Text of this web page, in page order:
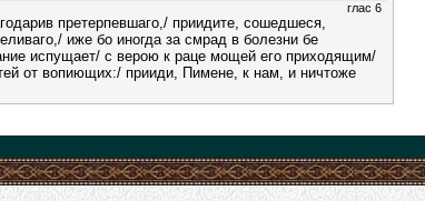
глас 6
претерпевшаго,/ приидите, сошедшеся,
иже бо иногда за смрад в болезни бе
испущает/ с верою к раце мощей его приходящим/
от вопиющих:/ прииди, Пимене, к нам, и ничтоже